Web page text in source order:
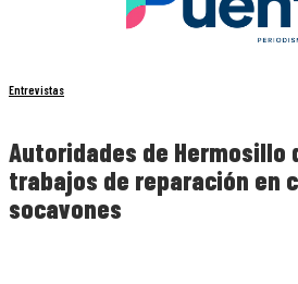
Entrevistas
Autoridades de Hermosillo
trabajos de reparación en
socavones